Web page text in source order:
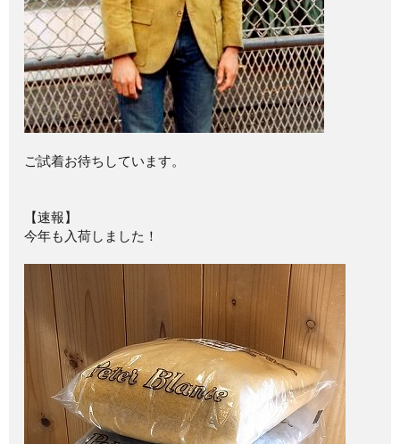
ご試着お待ちしています。
【速報】
今年も入荷しました！